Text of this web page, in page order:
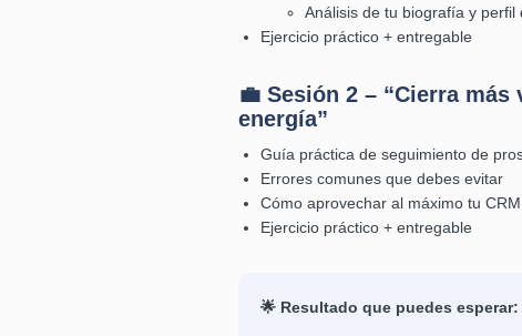
Análisis de tu biografía y perfil
Ejercicio práctico + entregable
💼 Sesión 2 – “Cierra
energía”
Guía práctica de seguimiento de
Errores comunes que debes evitar
Cómo aprovechar al máximo tu CRM
Ejercicio práctico + entregable
🌟 Resultado que puedes esperar: